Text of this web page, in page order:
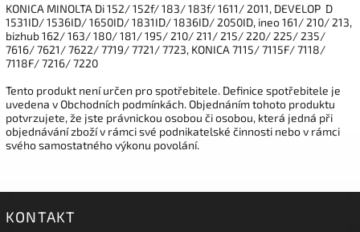
KONICA MINOLTA Di 152/ 152f/ 183/ 183f/ 1611/ 2011, DEVELOP D
1531ID/ 1536ID/ 1650ID/ 1831ID/ 1836ID/ 2050ID, ineo 161/ 210/ 213,
bizhub 162/ 163/ 180/ 181/ 195/ 210/ 211/ 215/ 220/ 225/ 235/
7616/ 7621/ 7622/ 7719/ 7721/ 7723, KONICA 7115/ 7115F/ 7118/
7118F/ 7216/ 7220
Tento produkt není určen pro spotřebitele. Definice spotřebitele je
uvedena v Obchodních podmínkách. Objednáním tohoto produktu
potvrzujete, že jste právnickou osobou či osobou, která jedná při
objednávání zboží v rámci své podnikatelské činnosti nebo v rámci
svého samostatného výkonu povolání.
KONTAKT